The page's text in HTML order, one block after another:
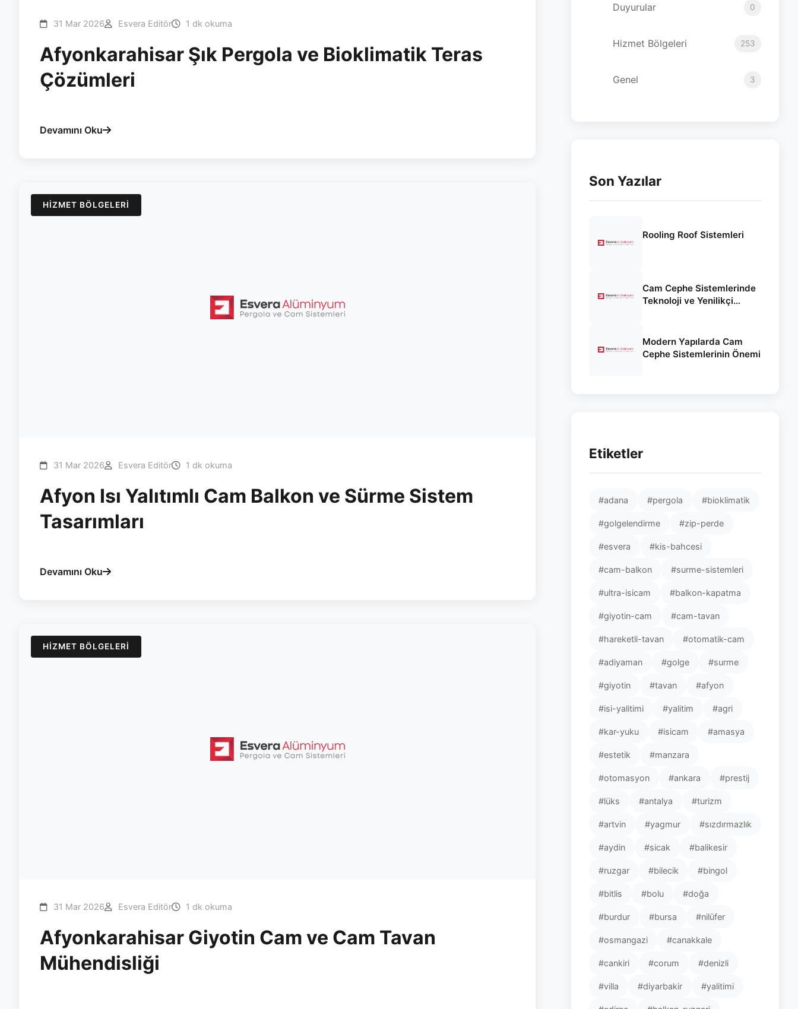
31 Mar 2026 Esvera Editör 1 dk okuma
Afyonkarahisar Şık Pergola ve Bioklimatik Teras
Çözümleri
Devamını Oku
HIZMET BÖLGELERI
31 Mar 2026 Esvera Editör 1 dk okuma
Afyon Isı Yalıtımlı Cam Balkon ve Sürme Sistem
Tasarımları
Devamını Oku
HIZMET BÖLGELERI
31 Mar 2026 Esvera Editör 1 dk okuma
Afyonkarahisar Giyotin Cam ve Cam Tavan
Mühendisliği
Duyurular 0
Hizmet Bölgeleri 253
Genel 3
Son Yazılar
Rooling Roof Sistemleri
Cam Cephe Sistemlerinde
Teknoloji ve Yenilikçi
Modern Yapılarda Cam
Cephe Sistemlerinin Önemi
Etiketler
#adana #pergola #bioklimatik
#golgelendirme #zip-perde
#esvera #kis-bahcesi
#cam-balkon #surme-sistemleri
#ultra-isicam #balkon-kapatma
#giyotin-cam #cam-tavan
#hareketli-tavan #otomatik-cam
#adiyaman #golge #surme
#giyotin #tavan #afyon
#isi-yalitimi #yalitim #agri
#kar-yuku #isicam #amasya
#estetik #manzara
#otomasyon #ankara #prestij
#lüks #antalya #turizm
#artvin #yagmur #sızdırmazlık
#aydin #sicak #balikesir
#ruzgar #bilecik #bingol
#bitlis #bolu #doğa
#burdur #bursa #nilüfer
#osmangazi #canakkale
#cankiri #corum #denizli
#villa #diyarbakir #yalitimi